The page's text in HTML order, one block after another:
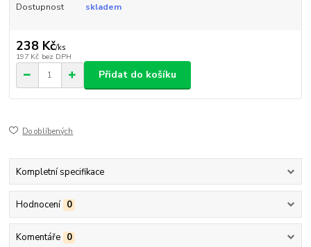
Dostupnost skladem
238 Kč/ks
197 Kč bez DPH
Přidat do košíku
Do oblíbených
Kompletní specifikace
Hodnocení 0
Komentáře 0